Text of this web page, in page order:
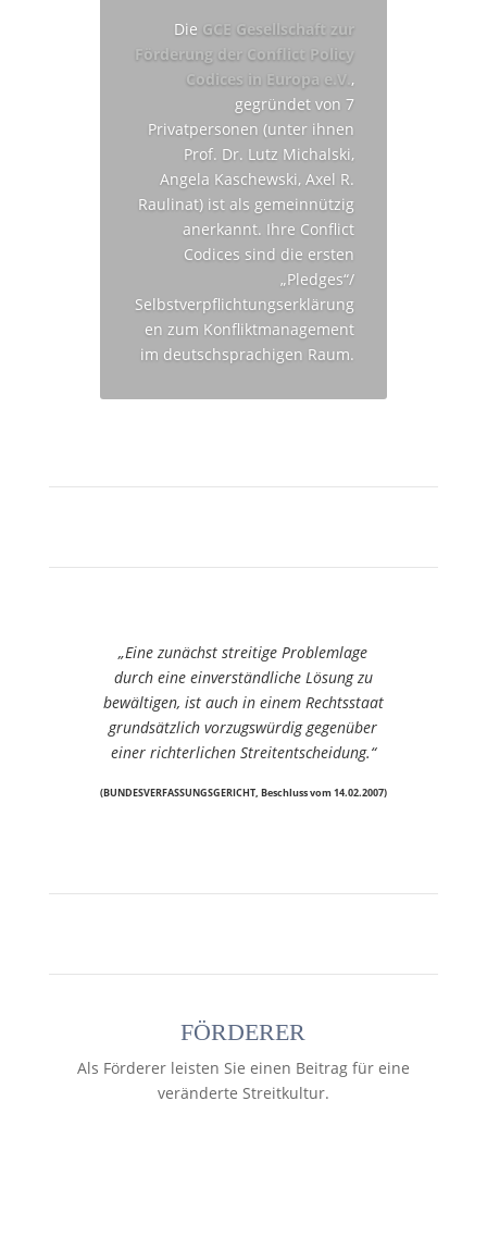
Die GCE Gesellschaft zur
Förderung der Conflict Policy
Codices in Europa e.V. ,
gegründet von 7
Privatpersonen (unter ihnen
Prof. Dr. Lutz Michalski,
Angela Kaschewski, Axel R.
Raulinat) ist als gemeinnützig
anerkannt. Ihre Conflict
Codices sind die ersten
„Pledges“/
Selbstverpflichtungserklärung
en zum Konfliktmanagement
im deutschsprachigen Raum.
„Eine zunächst streitige Problemlage
durch eine einverständliche Lösung zu
bewältigen, ist auch in einem Rechtsstaat
grundsätzlich vorzugswürdig gegenüber
einer richterlichen Streitentscheidung.“
(BUNDESVERFASSUNGSGERICHT, Beschluss vom 14.02.2007)
FÖRDERER
Als Förderer leisten Sie einen Beitrag für eine
veränderte Streitkultur.